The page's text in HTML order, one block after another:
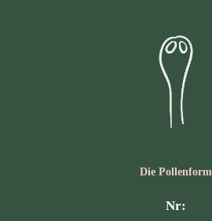
Die Pollen­form
Nr: